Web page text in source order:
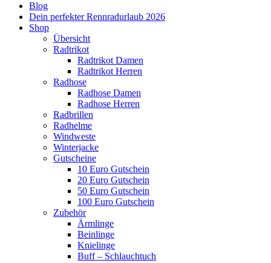
Blog
Dein perfekter Rennradurlaub 2026
Shop
Übersicht
Radtrikot
Radtrikot Damen
Radtrikot Herren
Radhose
Radhose Damen
Radhose Herren
Radbrillen
Radhelme
Windweste
Winterjacke
Gutscheine
10 Euro Gutschein
20 Euro Gutschein
50 Euro Gutschein
100 Euro Gutschein
Zubehör
Ärmlinge
Beinlinge
Knielinge
Buff – Schlauchtuch